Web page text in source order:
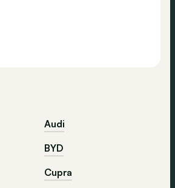
Audi
BYD
Cupra